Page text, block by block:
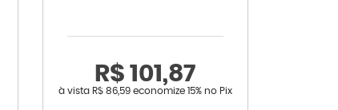
R$ 101,87
à vista R$ 86,59economize 15% no Pix